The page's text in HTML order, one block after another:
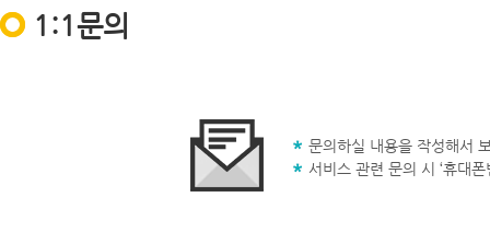
1:1문의
문의하실 내용을 작성해서
서비스 관련 문의 시 ‘휴대